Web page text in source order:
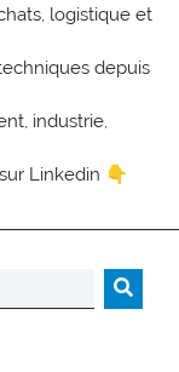
logistique et
depuis
industrie,
Linkedin 👇